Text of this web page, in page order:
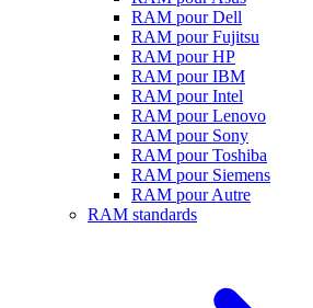
RAM pour Dell
RAM pour Fujitsu
RAM pour HP
RAM pour IBM
RAM pour Intel
RAM pour Lenovo
RAM pour Sony
RAM pour Toshiba
RAM pour Siemens
RAM pour Autre
RAM standards